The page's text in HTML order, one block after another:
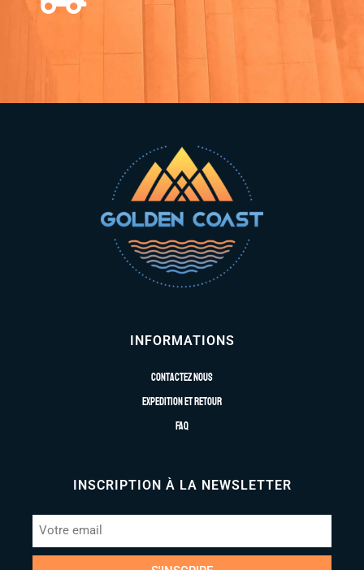
INFORMATIONS
Contactez nous
Expedition et retour
FAQ
INSCRIPTION À LA NEWSLETTER